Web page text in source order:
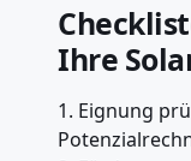
Ihre
1. Eignung